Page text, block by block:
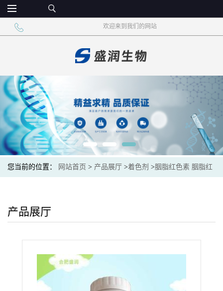
欢迎来到我们的网站
您当前的位置： 网站首页 > 产品展厅 >着色剂 > 胭脂红色素 胭脂红
产品展厅